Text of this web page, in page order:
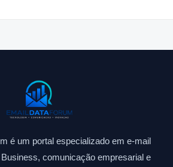
é um portal especializado em e-mail
comunicação empresarial e